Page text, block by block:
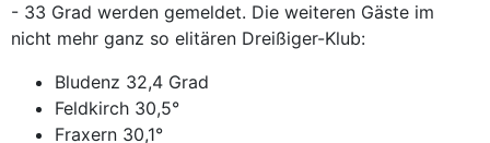
- 33 Grad werden gemeldet. Die weiteren Gäste im
nicht mehr ganz so elitären Dreißiger-Klub:
Bludenz 32,4 Grad
Feldkirch 30,5°
Fraxern 30,1°